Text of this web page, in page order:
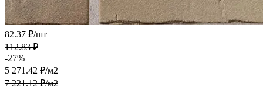
82.37 ₽/шт
112.83 ₽
-27%
5 271.42 ₽/м2
7 221.12 ₽/м2